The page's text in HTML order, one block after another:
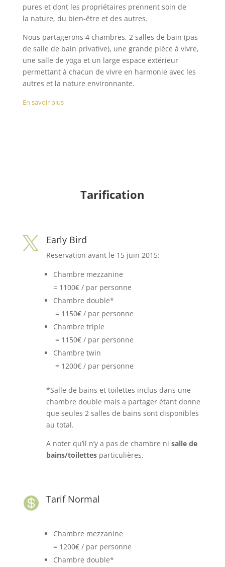
pures et dont les propriétaires prennent soin de
la nature, du bien-être et des autres.
Nous partagerons 4 chambres, 2 salles de bain (pas
de salle de bain privative), une grande pièce à vivre,
une salle de yoga et un large espace extérieur
permettant à chacun de vivre en harmonie avec les
autres et la nature environnante.
En savoir plus
Tarification
 Early Bird
Reservation avant le 15 juin 2015:
Chambre mezzanine
= 1100€ / par personne
Chambre double*
= 1150€ / par personne
Chambre triple
= 1150€ / par personne
Chambre twin
= 1200€ / par personne
*Salle de bains et toilettes inclus dans une
chambre double mais a partager étant donne
que seules 2 salles de bains sont disponibles
au total.
A noter qu’il n’y a pas de chambre ni salle de
bains/toilettesparticulières.
 Tarif Normal
Chambre mezzanine
= 1200€ / par personne
Chambre double*